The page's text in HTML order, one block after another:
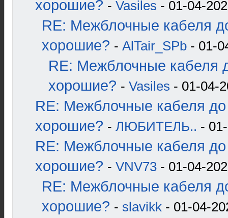
хорошие? - Vasiles - 01-04-
RE: Межблочные кабеля
хорошие? - AlTair_SPb - 01-
RE: Межблочные кабеля
хорошие? - Vasiles - 01-04-
RE: Межблочные кабеля до
хорошие? - ЛЮБИТЕЛЬ.. -
RE: Межблочные кабеля до
хорошие? - VNV73 - 01-04-
RE: Межблочные кабеля
хорошие? - slavikk - 01-04-